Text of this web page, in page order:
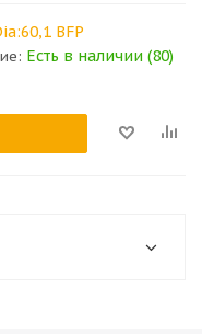
BFP
Есть в наличии (80)